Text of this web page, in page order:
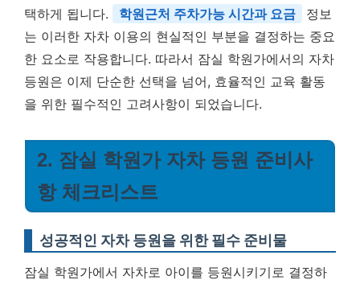
택하게 됩니다.
학원근처 주차가능 시간과 요금
정보
는 이러한 자차 이용의 현실적인 부분을 결정하는 중요
한 요소로 작용합니다. 따라서 잠실 학원가에서의 자차
등원은 이제 단순한 선택을 넘어, 효율적인 교육 활동
을 위한 필수적인 고려사항이 되었습니다.
2. 잠실 학원가 자차 등원 준비사
항 체크리스트
성공적인 자차 등원을 위한 필수 준비물
잠실 학원가에서 자차로 아이를 등원시키기로 결정하